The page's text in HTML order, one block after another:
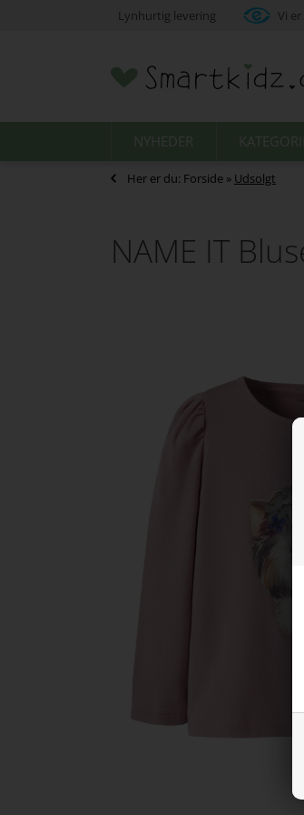
Lynhurtig levering Vi
NYHEDER
Her er du: Forside » Udsolgt
NAME IT